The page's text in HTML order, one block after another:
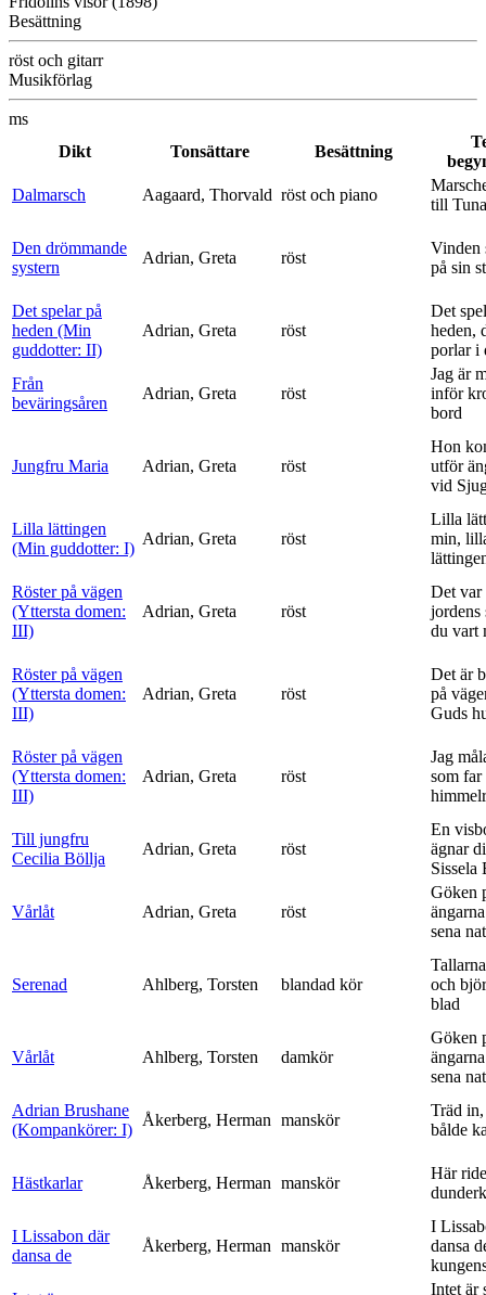
Besättning
röst och gitarr
Musikförlag
ms
Dikt
Tonsättare Besättning
Dalmarsch
Aagaard, Thorvald röst och piano
till Tuna
Den drömmande
systern
Adrian, Greta röst
Vinden
på sin
Det spelar på
heden (Min
guddotter: II)
Adrian, Greta röst
Det
heden,
porlar i
Från
beväringsåren
Adrian, Greta röst
Jag är
inför
bord
Jungfru Maria Adrian, Greta röst
Hon
utför
vid
Lilla lättingen
(Min guddotter: I)
Adrian, Greta röst
Lilla
min,
Röster på vägen
(Yttersta domen:
III)
Adrian, Greta röst
Det var
jordens
du vart
Röster på vägen
(Yttersta domen:
III)
Adrian, Greta röst
Det är
på
Guds
Röster på vägen
(Yttersta domen:
III)
Adrian, Greta röst
Jag
som
Till jungfru
Cecilia Böllja
Adrian, Greta röst
En
ägnar
Sissela
Vårlåt Adrian, Greta röst
Göken
sena
Serenad Ahlberg, Torsten blandad kör
och
blad
Vårlåt Ahlberg, Torsten damkör
Göken
sena
Adrian Brushane
(Kompankörer: I)
Åkerberg, Herman manskör
Träd
bålde
Hästkarlar Åkerberg, Herman manskör
Här
I Lissabon där
dansa de
Åkerberg, Herman manskör
I
dansa
Intet är